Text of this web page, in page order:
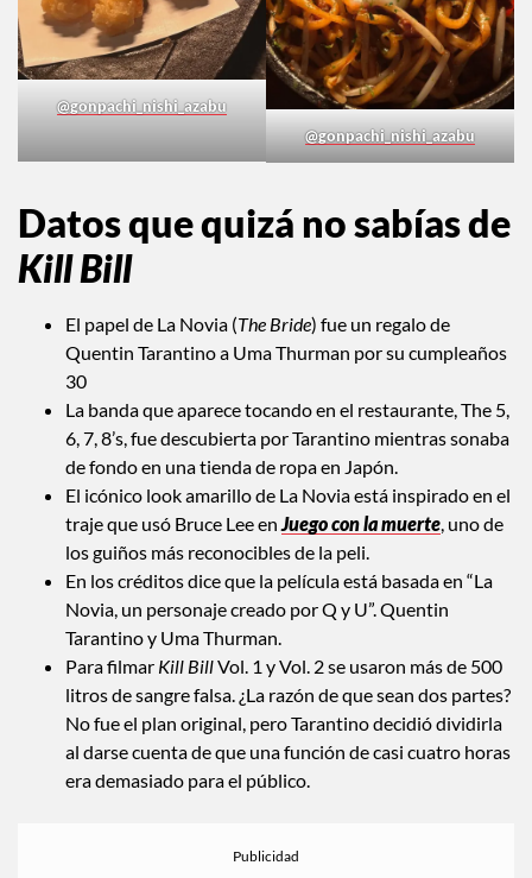
@gonpachi_nishi_azabu
Datos que quizá no sabías de
Kill Bill
El papel de La Novia (The Bride ) fue un regalo de
Quentin Tarantino a Uma Thurman por su cumpleaños
30
La banda que aparece tocando en el restaurante, The 5,
6, 7, 8’s, fue descubierta por Tarantino mientras sonaba
de fondo en una tienda de ropa en Japón.
El icónico look amarillo de La Novia está inspirado en el
traje que usó Bruce Lee enJuego con la muerte, uno de
los guiños más reconocibles de la peli.
En los créditos dice que la película está basada en “La
Novia, un personaje creado por Q y U”. Quentin
Tarantino y Uma Thurman.
Para filmarKill Bill Vol. 1 y Vol. 2 se usaron más de 500
litros de sangre falsa. ¿La razón de que sean dos partes?
al darse cuenta de que una función de casi cuatro horas